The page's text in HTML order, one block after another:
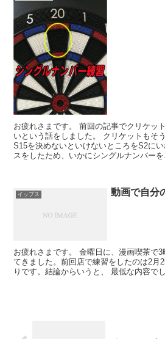
お疲れさまです。 前回の記事でクリケッ
いという話をしました。 クリケットもそ
S15を決めないといけないところをS2に
スをしたため、いかにシングルナンバーを
イップス 動画で自分
お疲れさまです。 金曜日に、漫画喫茶で
てきました。前回店で練習をしたのは2月
りです。結論からいうと、 最低な内容で